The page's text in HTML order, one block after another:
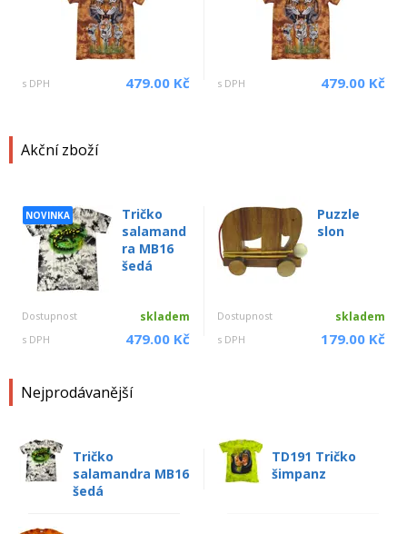
Akční zboží
NOVINKA
Tričko
salamand
ra MB16
šedá
Dostupnost skladem
s DPH 479.00 Kč
Puzzle
slon
Dostupnost skladem
s DPH 179.00 Kč
Nejprodávanější
Tričko
salamandra MB16
šedá
TD191 Tričko
šimpanz
s DPH 479.00 Kč s DPH 479.00 Kč